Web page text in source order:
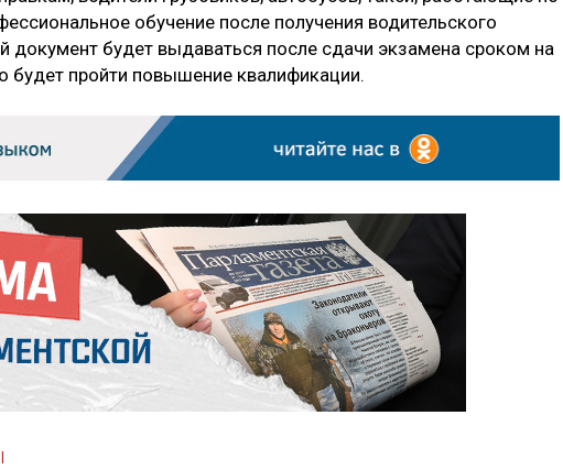
обучение после получения водительского
документ будет выдаваться после сдачи экзамена сроком на
будет пройти повышение квалификации.